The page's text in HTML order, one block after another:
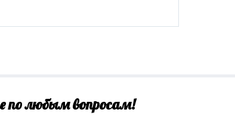
по любым вопросам!